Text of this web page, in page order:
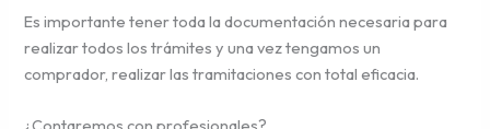
Es importante tener toda la documentación necesaria para
realizar todos los trámites y una vez tengamos un
comprador, realizar las tramitaciones con total eficacia.